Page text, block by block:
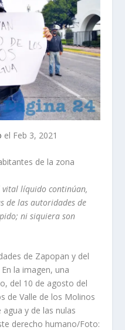
el Feb 3, 2021
de la zona
vital líquido continúan,
de las autoridades de
ni siquiera son
de Zapopan y del
la imagen, una
del 10 de agosto del
de Valle de los Molinos
y de las nulas
derecho humano/Foto: